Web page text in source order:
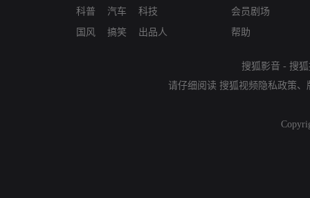
科普
国风
汽车
搞笑
科技
出品人
会员剧场
帮助
搜狐影音 - 搜
请仔细阅读 搜狐视频隐私政策、